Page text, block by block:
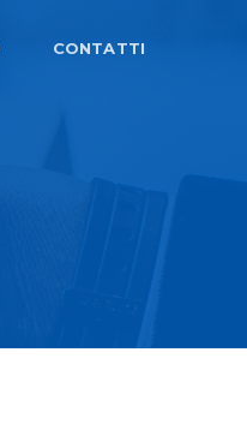
CONTATTI